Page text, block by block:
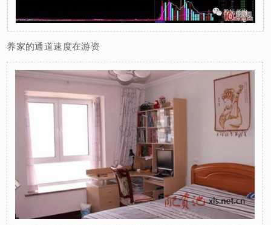
养家的通道速度在游资